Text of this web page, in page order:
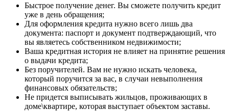
Быстрое получение денег. Вы сможете получить кредит
уже в день обращения;
Для оформления кредита нужно всего лишь два
документа: паспорт и документ подтверждающий, что
вы являетесь собственником недвижимости;
Ваша кредитная история не влияет на принятие решения
о выдачи кредита;
Без поручителей. Вам не нужно искать человека,
который поручится за вас, в случаи невыполнения
финансовых обязательств;
Не придется выписывать жильцов, проживающих в
доме\квартире, которая выступает объектом заставы.